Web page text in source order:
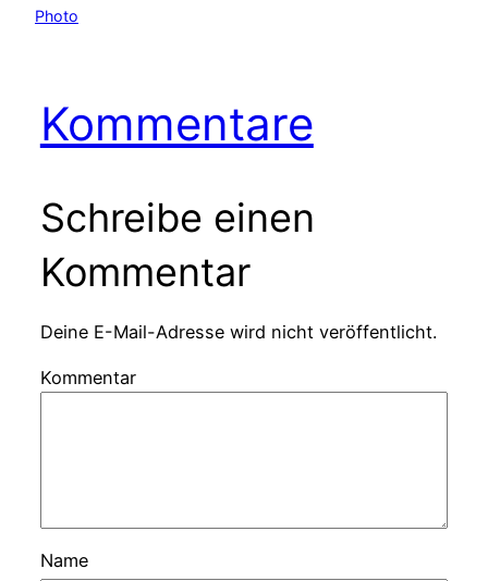
Photo
Kommentare
Schreibe einen
Kommentar
Deine E-Mail-Adresse wird nicht veröffentlicht.
Kommentar
Name